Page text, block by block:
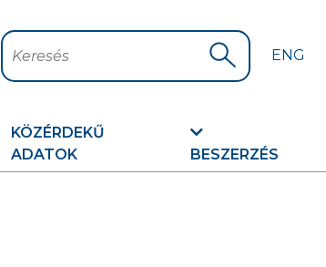
Keresés Keresés
ENG
KÖZÉRDEKŰ
ADATOK
BESZERZÉS